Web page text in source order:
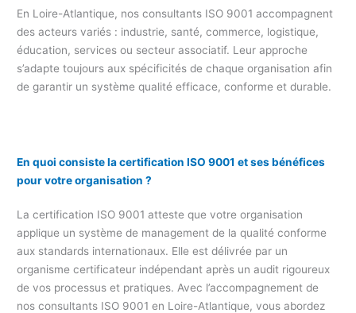
En Loire-Atlantique, nos consultants ISO 9001 accompagnent
des acteurs variés : industrie, santé, commerce, logistique,
éducation, services ou secteur associatif. Leur approche
s’adapte toujours aux spécificités de chaque organisation afin
de garantir un système qualité efficace, conforme et durable.
En quoi consiste la certification ISO 9001 et ses bénéfices
pour votre organisation ?
La certification ISO 9001 atteste que votre organisation
applique un système de management de la qualité conforme
aux standards internationaux. Elle est délivrée par un
organisme certificateur indépendant après un audit rigoureux
de vos processus et pratiques. Avec l’accompagnement de
nos consultants ISO 9001 en Loire-Atlantique, vous abordez